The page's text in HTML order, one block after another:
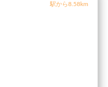
駅から8.58km